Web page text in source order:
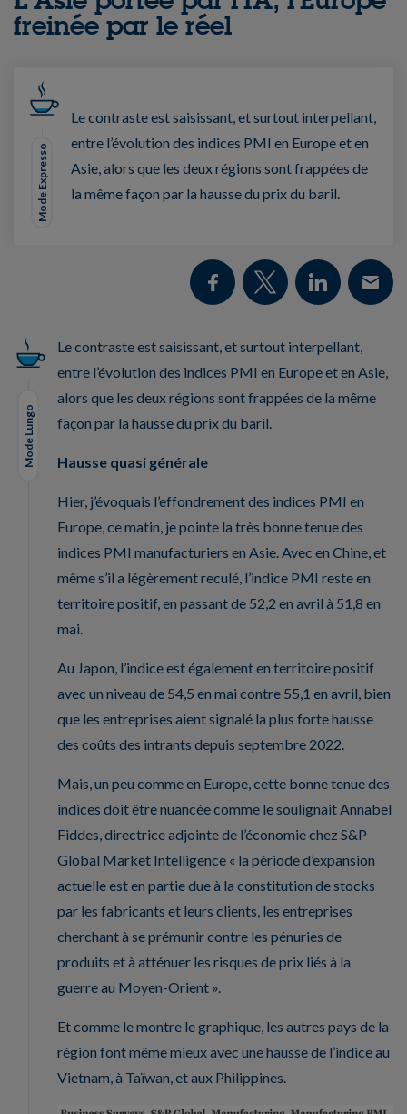
freinée par le réel
Mode Expresso
Le contraste est saisissant, et surtout interpellant,
entre l’évolution des indices PMI en Europe et en
Asie, alors que les deux régions sont frappées de
la même façon par la hausse du prix du baril.
Mode Lungo
Le contraste est saisissant, et surtout interpellant,
entre l’évolution des indices PMI en Europe et en Asie,
alors que les deux régions sont frappées de la même
façon par la hausse du prix du baril.
Hausse quasi générale
Hier, j’évoquais l’effondrement des indices PMI en
Europe, ce matin, je pointe la très bonne tenue des
indices PMI manufacturiers en Asie. Avec en Chine, et
même s’il a légèrement reculé, l’indice PMI reste en
territoire positif, en passant de 52,2 en avril à 51,8 en
mai.
Au Japon, l’indice est également en territoire positif
avec un niveau de 54,5 en mai contre 55,1 en avril, bien
que les entreprises aient signalé la plus forte hausse
des coûts des intrants depuis septembre 2022.
Mais, un peu comme en Europe, cette bonne tenue des
indices doit être nuancée comme le soulignait Annabel
Fiddes, directrice adjointe de l’économie chez S&P
Global Market Intelligence « la période d’expansion
actuelle est en partie due à la constitution de stocks
par les fabricants et leurs clients, les entreprises
cherchant à se prémunir contre les pénuries de
produits et à atténuer les risques de prix liés à la
guerre au Moyen-Orient ».
Et comme le montre le graphique, les autres pays de la
région font même mieux avec une hausse de l’indice au
Vietnam, à Taïwan, et aux Philippines.